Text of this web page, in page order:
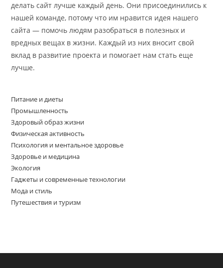
делать сайт лучше каждый день. Они присоединились к
нашей команде, потому что им нравится идея нашего
сайта — помочь людям разобраться в полезных и
вредных вещах в жизни. Каждый из них вносит свой
вклад в развитие проекта и помогает нам стать еще
лучше.
Питание и диеты
Промышленность
Здоровый образ жизни
Физическая активность
Психология и ментальное здоровье
Здоровье и медицина
Экология
Гаджеты и современные технологии
Мода и стиль
Путешествия и туризм